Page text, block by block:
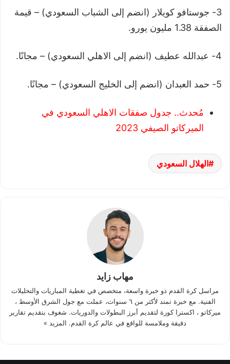
3- جوستافو كويلار (انضم إلى الشباب السعودي) – قيمة
الصفقة 1.38 مليون يورو.
4- عبدالله عطيف (انضم إلى الاهلي السعودي) – مجانًا.
5- حمد العبدان (انضم إلى الخليج السعودي) – مجانًا.
مُحدث.. جدول صفقات الاهلي السعودي في
الميركاتو الصيفي 2023
الهلال السعودي
مهاب زايد
مراسل كرة القدم ذو خبرة واسعة، متخصص في تغطية المباريات والتحليلات
الفنية. مع خبرة تمتد لأكثر من ٦ سنوات، عملت مع جول الشرق الأوسط ،
ميركاتو ، اكسترا كورة لتقديم أبرز البطولات والدوريات. شغوف بتقديم تقارير
دقيقة وملامسة للواقع في عالم كرة القدم. المزيد »